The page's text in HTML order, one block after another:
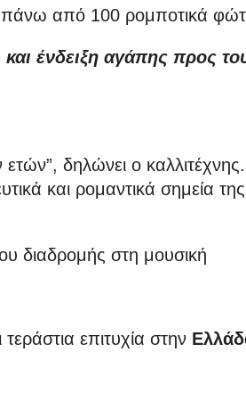
πάνω από 100 ρομποτικά
ένδειξη αγάπης προς
δηλώνει ο καλλιτέχνης.
και ρομαντικά σημεία της
διαδρομής στη μουσική
επιτυχία στην